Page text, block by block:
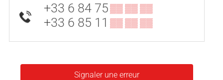
+33 6 84 75▒▒ ▒▒ ▒▒
+33 6 85 11 ▒▒ ▒▒ ▒▒
Signaler une erreur